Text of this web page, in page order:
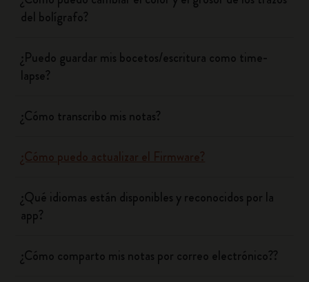
del bolígrafo?
¿Puedo guardar mis bocetos/escritura como time-
lapse?
¿Cómo transcribo mis notas?
¿Cómo puedo actualizar el Firmware?
¿Qué idiomas están disponibles y reconocidos por la
app?
¿Cómo comparto mis notas por correo electrónico??